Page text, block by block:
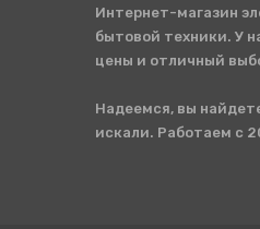
Интернет-магазин
бытовой техники. У
цены и отличный
Надеемся, вы
искали. Работаем с